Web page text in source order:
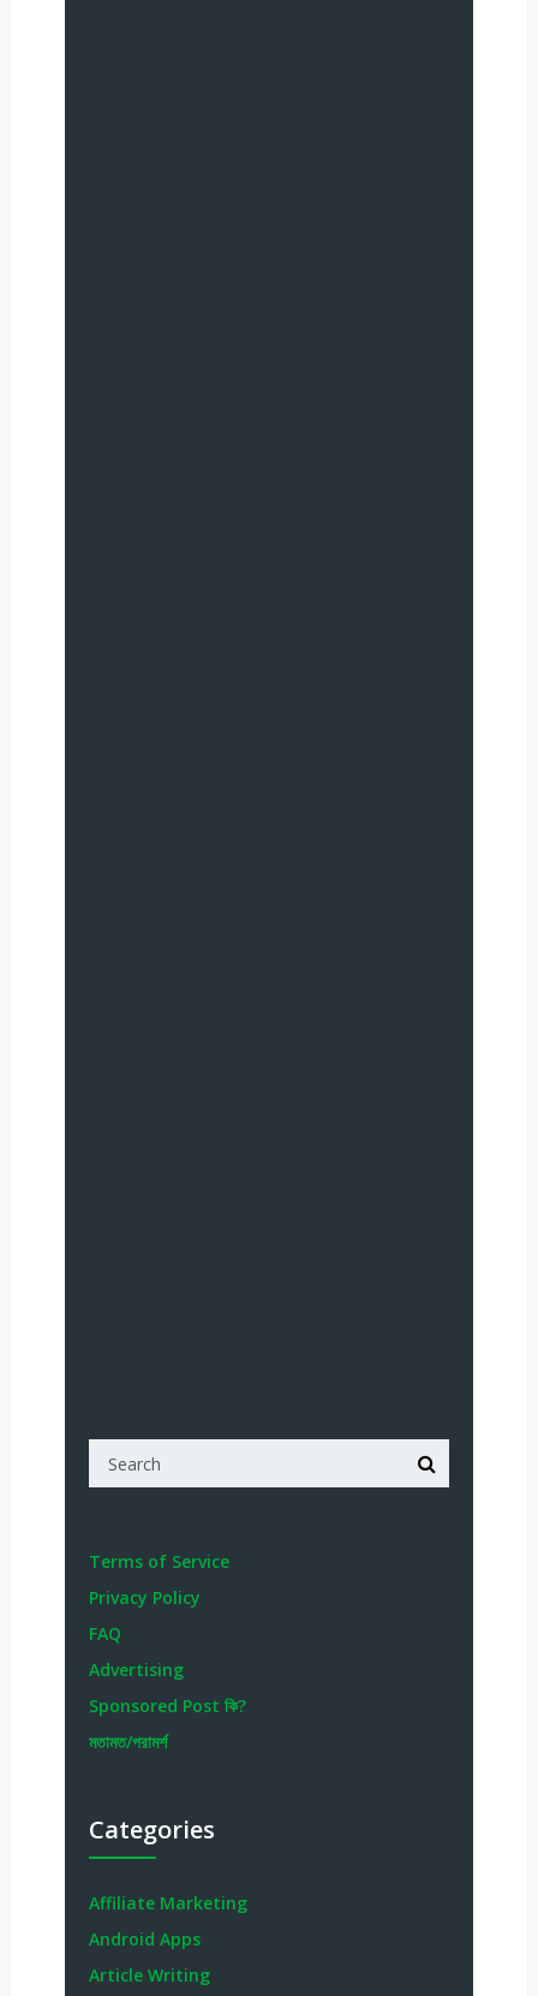
Terms of Service
Privacy Policy
FAQ
Advertising
Sponsored Post কি?
মতামত/পরামর্শ
Categories
Affiliate Marketing
Android Apps
Article Writing